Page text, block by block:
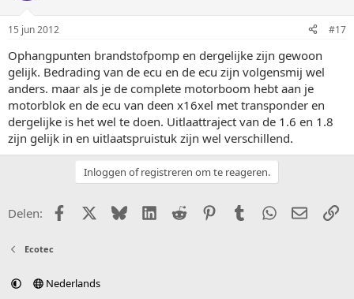
15 jun 2012 #17
Ophangpunten brandstofpomp en dergelijke zijn gewoon
gelijk. Bedrading van de ecu en de ecu zijn volgensmij wel
anders. maar als je de complete motorboom hebt aan je
motorblok en de ecu van deen x16xel met transponder en
dergelijke is het wel te doen. Uitlaattraject van de 1.6 en 1.8
zijn gelijk in en uitlaatspruistuk zijn wel verschillend.
Inloggen of registreren om te reageren.
Delen: FacebookX (Twitter)
BlueskyLinkedIn
Reddit PinterestTumblr WhatsApp
E-mail
Ecotec
Nederlands